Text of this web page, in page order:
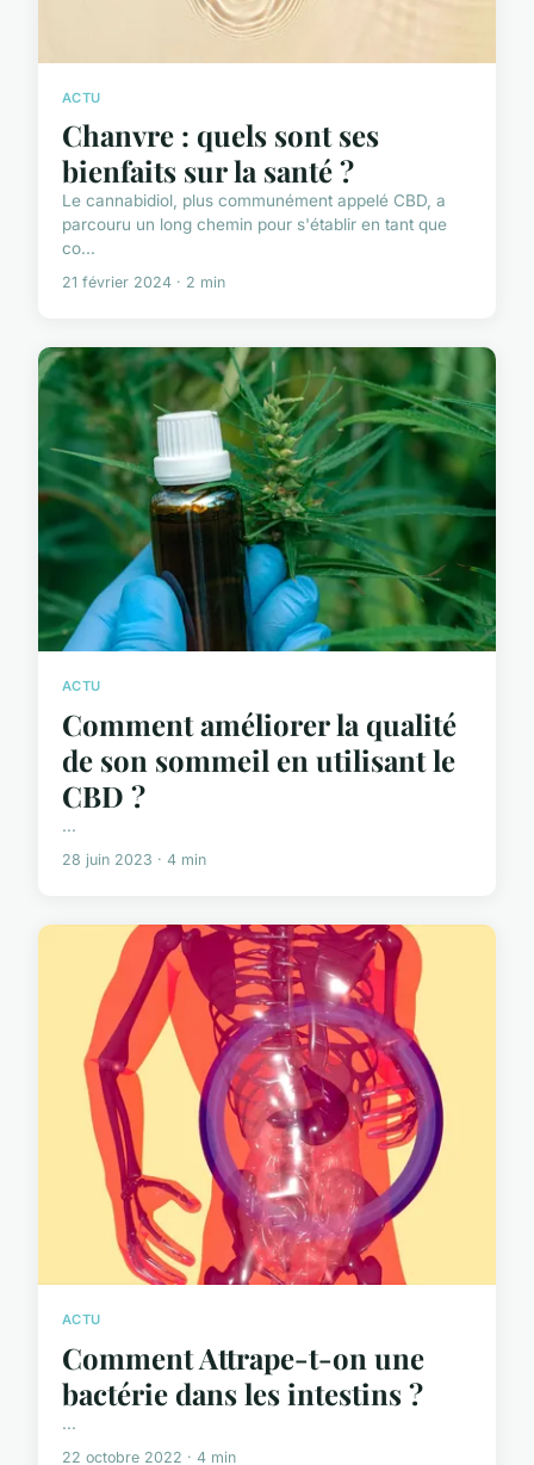
ACTU
Chanvre : quels sont ses
bienfaits sur la santé ?
Le cannabidiol, plus communément appelé CBD, a
parcouru un long chemin pour s'établir en tant que
co...
21 février 2024 · 2 min
ACTU
Comment améliorer la qualité
de son sommeil en utilisant le
CBD ?
...
28 juin 2023 · 4 min
ACTU
Comment Attrape-t-on une
bactérie dans les intestins ?
...
22 octobre 2022 · 4 min